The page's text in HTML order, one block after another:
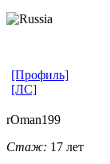
[Профиль]
[ЛС]
rOman199
Стаж: 17 лет